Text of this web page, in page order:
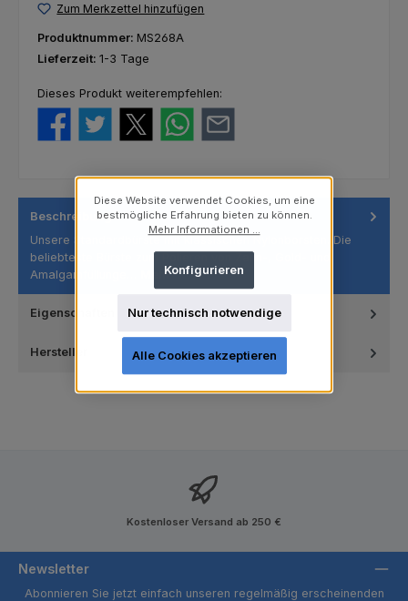
Zum Merkzettel hinzufügen
Produktnummer: MS268A
Lieferzeit: 1-3 Tage
Dieses Produkt weiterempfehlen:
Beschreibung
Unsere Standardbürste mit klassischen Nylonborsten. Die
beliebteste Bürste zum Polieren von Zahn-, Gold- und
Amalgamfüllunge…
Mehr
Eigenschaften
Hersteller
Kostenloser Versand ab 250 €
Newsletter
Abonnieren Sie jetzt einfach unseren regelmäßig erscheinenden
Diese Website verwendet Cookies, um eine
bestmögliche Erfahrung bieten zu können.
Mehr Informationen ...
Nur technisch notwendige
Konfigurieren
Alle Cookies akzeptieren